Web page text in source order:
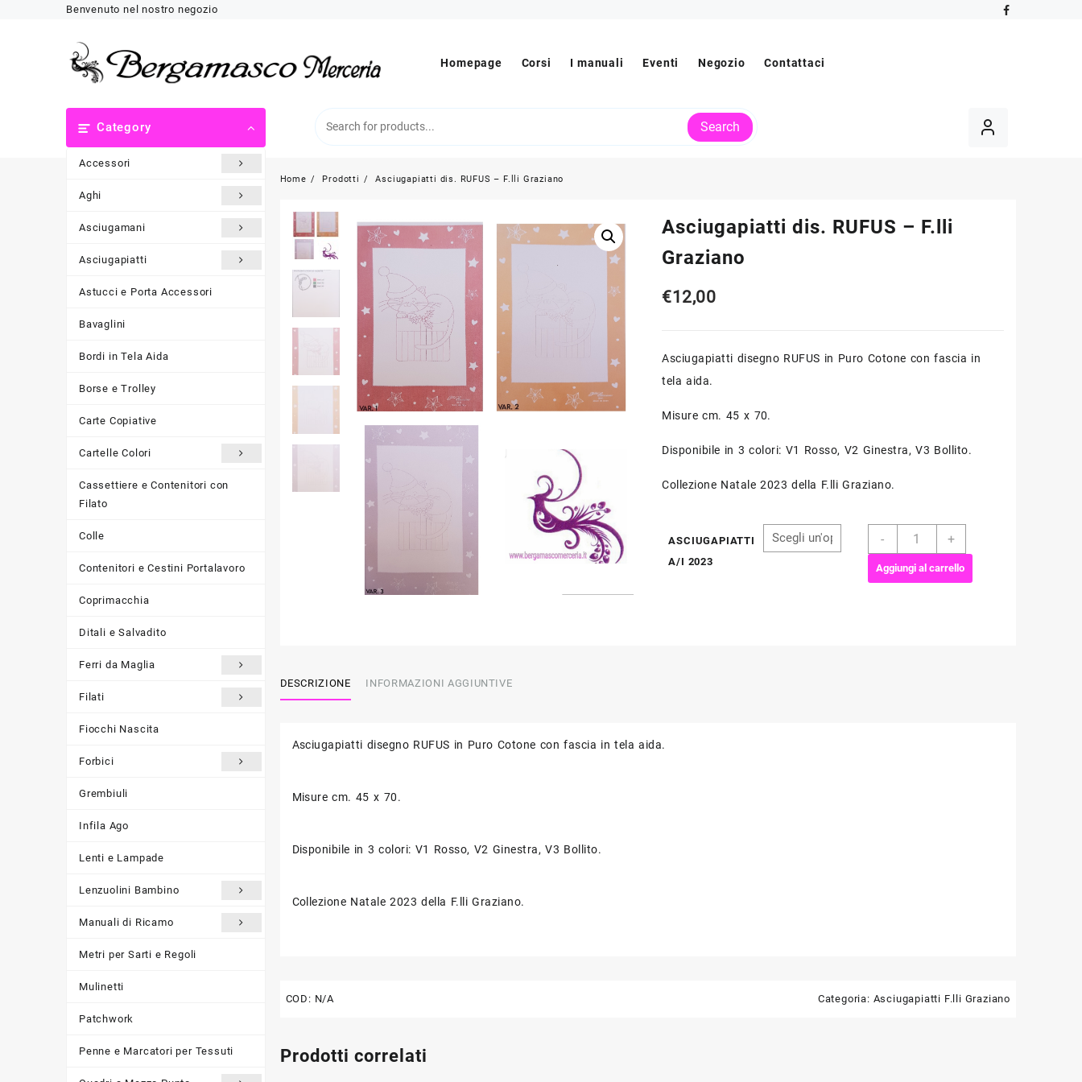
Benvenuto nel nostro negozio
Homepage Corsi I manuali Eventi Negozio Contattaci
Category
Accessori
Aghi
Asciugamani
Asciugapiatti
Astucci e Porta Accessori
Bavaglini
Bordi in Tela Aida
Borse e Trolley
Carte Copiative
Cartelle Colori
Cassettiere e Contenitori con
Filato
Colle
Contenitori e Cestini Portalavoro
Coprimacchia
Ditali e Salvadito
Ferri da Maglia
Filati
Fiocchi Nascita
Forbici
Grembiuli
Infila Ago
Lenti e Lampade
Lenzuolini Bambino
Manuali di Ricamo
Metri per Sarti e Regoli
Mulinetti
Patchwork
Penne e Marcatori per Tessuti
Search
Home Prodotti Asciugapiatti dis. RUFUS – F.lli Graziano
Asciugapiatti dis. RUFUS – F.lli
Graziano
€12,00
Asciugapiatti disegno RUFUS in Puro Cotone con fascia in
tela aida.
Misure cm. 45 x 70.
Disponibile in 3 colori: V1 Rosso, V2 Ginestra, V3 Bollito.
Collezione Natale 2023 della F.lli Graziano.
ASCIUGAPIATTI
A/I 2023
-
Asciugapiatti
RUFUS
-
+
Aggiungi al carrello
DESCRIZIONE INFORMAZIONI AGGIUNTIVE
Asciugapiatti disegno RUFUS in Puro Cotone con fascia in tela aida.
Misure cm. 45 x 70.
Disponibile in 3 colori: V1 Rosso, V2 Ginestra, V3 Bollito.
Collezione Natale 2023 della F.lli Graziano.
COD: N/A Categoria: Asciugapiatti F.lli Graziano
Prodotti correlati